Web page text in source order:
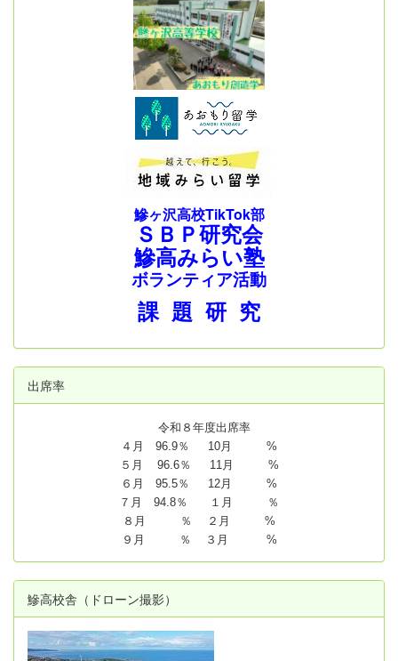
鰺ヶ沢高校TikTok部
ＳＢＰ研究会
鰺高みらい塾
ボランティア活動
課 題 研 究
出席率
令和８年度出席率
４月 96.9％ 10月 %
５月 96.6％ 11月 %
６月 95.5％ 12月 %
７月 94.8％ １月 ％
８月 ％ ２月 %
９月 ％ ３月 %
鰺高校舎（ドローン撮影）